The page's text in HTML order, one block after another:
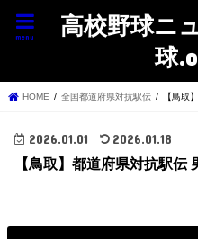
高校野球ニ
球
menu
HOME 全国都道府県対抗駅伝 【鳥取
2026.01.01 2026.01.18
【鳥取】都道府県対抗駅伝